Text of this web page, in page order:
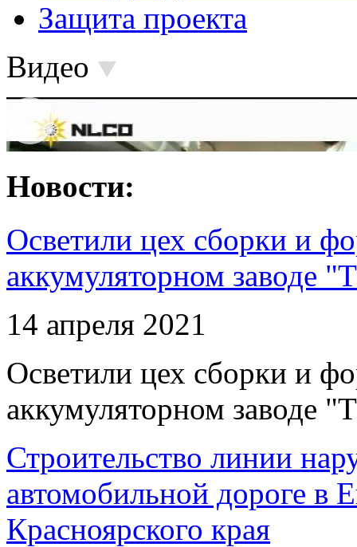
Защита проекта
Видео
Новости:
Осветили цех сборки и
аккумуляторном заводе
14 апреля 2021
Осветили цех сборки и
аккумуляторном заводе
Строительство линии
автомобильной дороге в
Красноярского края